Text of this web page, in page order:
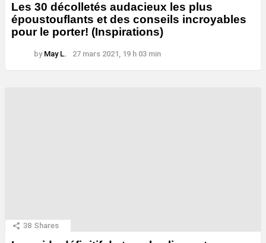
Les 30 décolletés audacieux les plus
époustouflants et des conseils incroyables
pour le porter! (Inspirations)
by May L. 27 mars 2021, 19 h 03 min
38 Shares